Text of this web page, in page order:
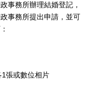
事務所辦理結婚登記，
事務所提出申請，並可
張或數位相片